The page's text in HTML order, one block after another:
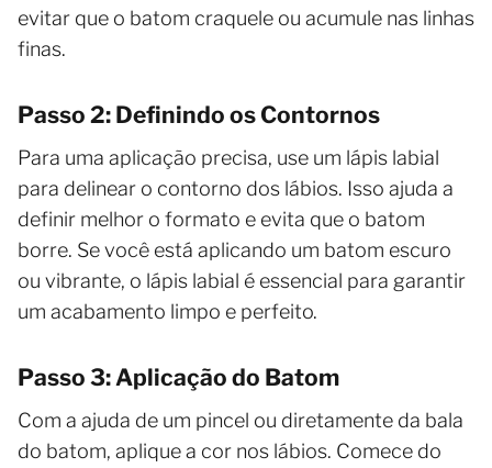
evitar que o batom craquele ou acumule nas linhas
finas.
Passo 2: Definindo os Contornos
Para uma aplicação precisa, use um lápis labial
para delinear o contorno dos lábios. Isso ajuda a
definir melhor o formato e evita que o batom
borre. Se você está aplicando um batom escuro
ou vibrante, o lápis labial é essencial para garantir
um acabamento limpo e perfeito.
Passo 3: Aplicação do Batom
Com a ajuda de um pincel ou diretamente da bala
do batom, aplique a cor nos lábios. Comece do